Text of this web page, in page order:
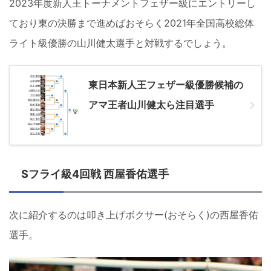
2023年度新人王トーナメントフェザー級にエントリーし
ており東の決勝まで進めばおそらく2021年全国高校総体
ライト級優勝の山川健太選手と対戦するでしょう。
東日本新人王フェザー級優勝候補の
アマ王者山川健太ら注目選手
Sフライ級4回戦 西屋香佑選手
次に紹介するのは叩き上げボクサー(おそらく)の西屋香佑
選手。